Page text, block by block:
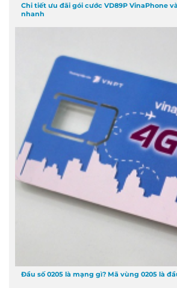
Chi tiết ưu đãi gói cước VD89P VinaPhone
nhanh
Đầu số 0205 là mạng gì? Mã vùng 0205 là